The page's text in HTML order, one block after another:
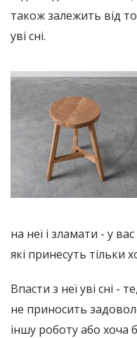
також залежить від
уві сні.
на неї і зламати - у
які принесуть тільки
Впасти з неї уві сні -
не приносить
іншу роботу або хоча